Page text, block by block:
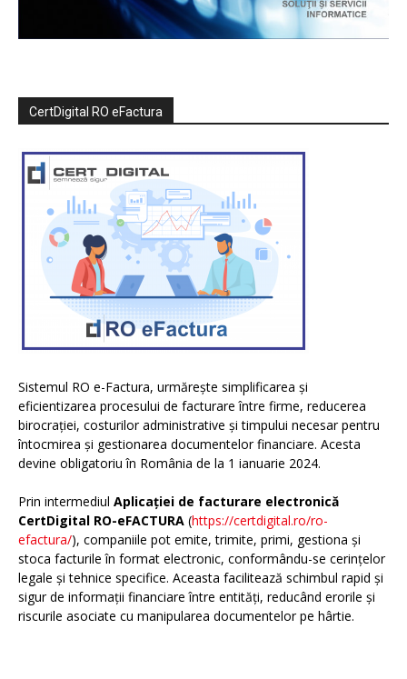
CertDigital RO eFactura
Sistemul RO e-Factura, urmărește simplificarea și
eficientizarea procesului de facturare între firme, reducerea
birocrației, costurilor administrative și timpului necesar pentru
întocmirea și gestionarea documentelor financiare. Acesta
devine obligatoriu în România de la 1 ianuarie 2024.
Prin intermediul Aplicației de facturare electronică
CertDigital RO-eFACTURA (https://certdigital.ro/ro-
efactura/), companiile pot emite, trimite, primi, gestiona și
stoca facturile în format electronic, conformându-se cerințelor
legale și tehnice specifice. Aceasta facilitează schimbul rapid și
sigur de informații financiare între entități, reducând erorile și
riscurile asociate cu manipularea documentelor pe hârtie.